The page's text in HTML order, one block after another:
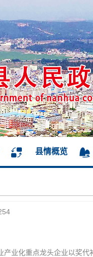
县情概览
业化重点龙头企业以奖代